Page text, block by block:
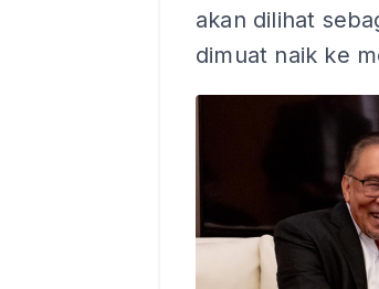
akan dilihat
dimuat naik ke